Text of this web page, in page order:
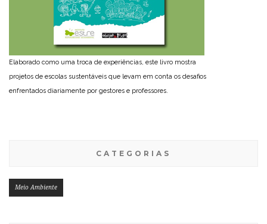
Elaborado como uma troca de experiências, este livro mostra
projetos de escolas sustentáveis que levam em conta os desafios
enfrentados diariamente por gestores e professores.
CATEGORIAS
Meio Ambiente